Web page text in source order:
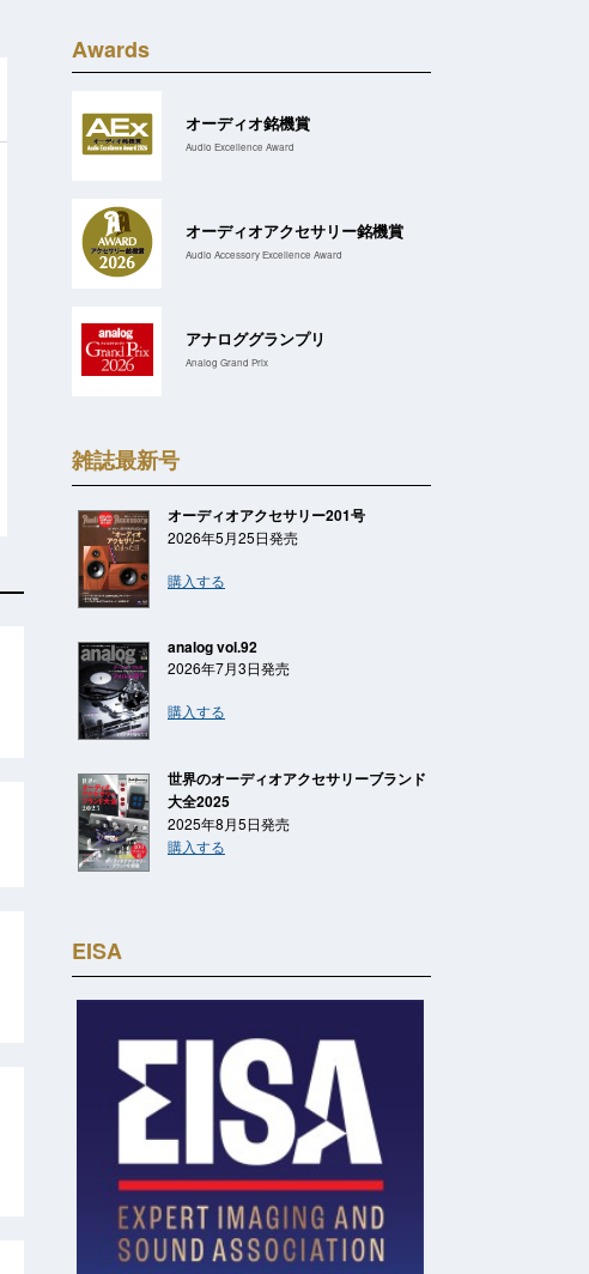
Awards
オーディオ銘機賞
Audio Excellence Award
オーディオアクセサリー銘機賞
Audio Accessory Excellence Award
アナロググランプリ
Analog Grand Prix
雑誌最新号
オーディオアクセサリー201号
2026年5月25日発売
購入する
analog vol.92
2026年7月3日発売
購入する
世界のオーディオアクセサリーブランド
大全2025
2025年8月5日発売
購入する
EISA